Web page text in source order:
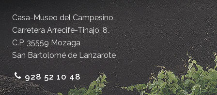
Casa-Museo del Campesino.
Carretera Arrecife-Tinajo, 8.
C.P. 35559 Mozaga
San Bartolomé de Lanzarote
928 52 10 48